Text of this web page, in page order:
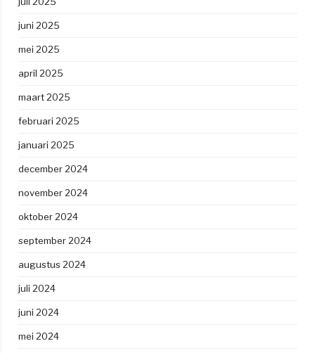
juni 2025
mei 2025
april 2025
maart 2025
februari 2025
januari 2025
december 2024
november 2024
oktober 2024
september 2024
augustus 2024
juli 2024
juni 2024
mei 2024